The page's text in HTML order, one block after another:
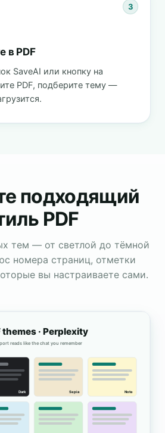
3
в PDF
SaveAI или кнопку на
PDF, подберите тему —
подходящий
PDF
тем — от светлой до тёмной
номера страниц, отметки
вы настраиваете сами.